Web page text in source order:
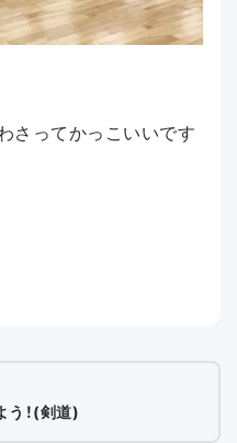
さってかっこいいです
う！(剣道)